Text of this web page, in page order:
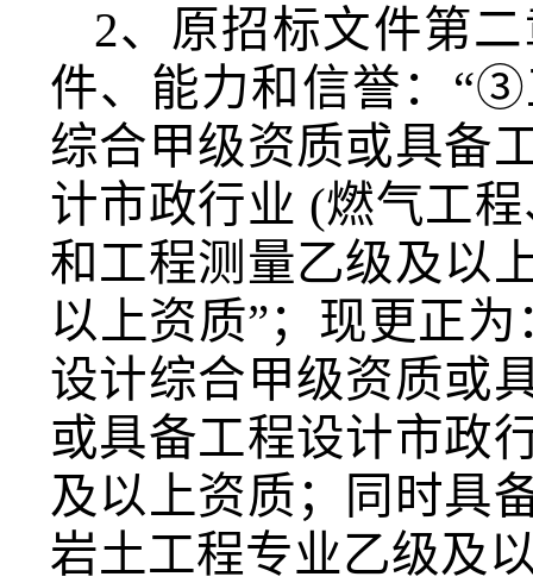
2、 原招标文件第
件、能力和信誉 ： “③
综合甲级资质或具备
计市政行业 (燃气工
和工程测量乙级及以
以上资质”；现更正
设计综合甲级资质或
或具备工程设计市政
及以上资质 ；同时具
岩土工程专业乙级及